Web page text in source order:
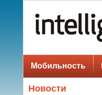
Мобильность
Новости